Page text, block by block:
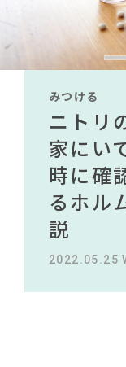
TAG LIST
#unico#ソファ
#一枚板
#コクヨ#映画
#チェア#波瑠 #
#2022 春
#インテリア
#ニトリ#
#MoMA#材木屋
#岡崎製材
#岸井ゆきの
#オフィスチェア#フ
#2022 夏ド
みつける
無印で
テムが
買える
インし
介
2022.10.24
みつける
IKEA家
ませる
されて
説！！
2023.09.27
みつける
ニトリ
家にい
時に確
るホル
説
2022.05.25
みつける
【部屋
必見】
タイル
紹介！
タイル
2023.09.23
みつける
無印で
テムが
買える
インし
介
2022.10.24
みつける
IKEA家
ませる
されて
説！！
2023.09.27